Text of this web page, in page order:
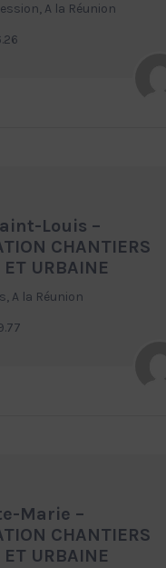
A la Réunion
Louis –
CHANTIERS
ET URBAINE
A la Réunion
Marie –
CHANTIERS
ET URBAINE